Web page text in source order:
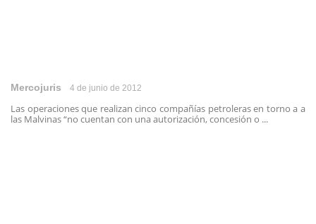
Mercojuris 4 de junio de 2012
Las operaciones que realizan cinco compañías petroleras en torno a a
las Malvinas “no cuentan con una autorización, concesión o ...